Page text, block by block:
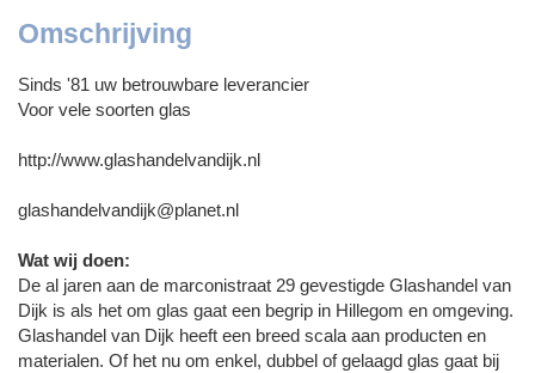
Omschrijving
Sinds '81 uw betrouwbare leverancier
Voor vele soorten glas
http://www.glashandelvandijk.nl
glashandelvandijk@planet.nl
Wat wij doen:
De al jaren aan de marconistraat 29 gevestigde Glashandel van
Dijk is als het om glas gaat een begrip in Hillegom en omgeving.
Glashandel van Dijk heeft een breed scala aan producten en
materialen. Of het nu om enkel, dubbel of gelaagd glas gaat bij